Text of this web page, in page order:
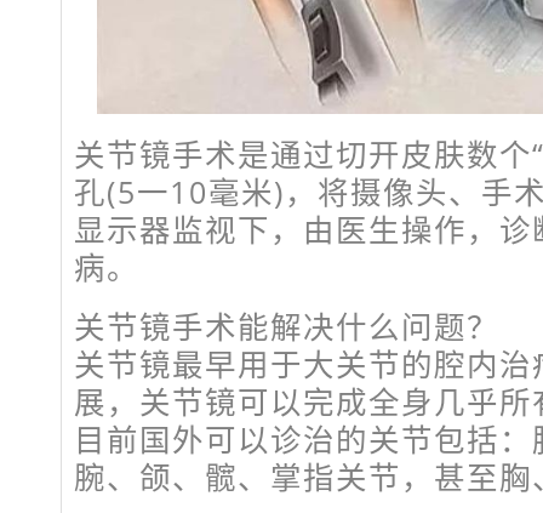
关节镜手术是通过切开皮肤数个
孔(5一10毫米)，将摄像头、手
显示器监视下，由医生操作，
病。
关节镜手术能解决什么问题？
关节镜最早用于大关节的腔内
展，关节镜可以完成全身几乎
目前国外可以诊治的关节包括
腕、颌、髋、掌指关节，甚至